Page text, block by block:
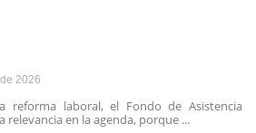
2026
reforma laboral, el Fondo de Asistencia
relevancia en la agenda, porque ...